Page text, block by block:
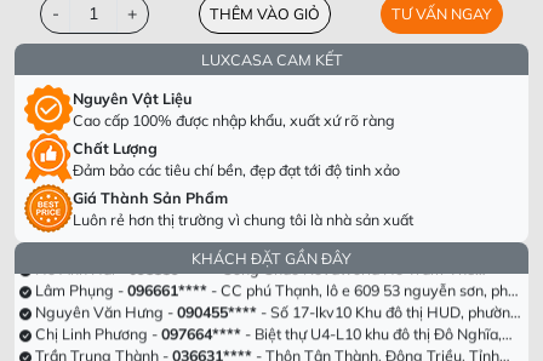
- + THÊM VÀO GIỎ TƯ VẤN NGAY
LUXCASA CAM KẾT
Nguyên Vật Liệu
Cao cấp 100% được nhập khẩu, xuất xứ rõ ràng
Chất Lượng
Đảm bảo các tiêu chí bền, đẹp đạt tới độ tinh xảo
Giá Thành Sản Phẩm
Luôn rẻ hơn thị trường vì chung tôi là nhà sản xuất
KHÁCH ĐẶT GẦN ĐÂY
Dương Văn Thắng -098305****- Tầng 40 Tòa HPC Lanmark Văn Khê,
Hà Đông, Hà Nội
Chị Hà Trương - 090955****
Tân, Hòa Thành, Tây Ninh
Lê Thị Hồng -082693****- Khu cc empire . Tháp linden .phường Thủ
Thiêm . Thành phố Thủ Đức. Tp Hồ chí minh
Hồ Anh Hải -098339****- Cổng Chào Novaworld Hồ Tràm-The
Tropicana, Ấp Bình hải, Xã Bình Châu, Huyện Xuyên Mộc, Tỉnh Bà Rịa
Vũng Tàu
096661**** - CC phú Thạnh, lô e 609 53 nguyễn sơn, phú
thạnh , tân phú, hcm
Nguyên Văn Hưng -090455****- Số 17-lkv10 Khu đô thị HUD, phường
Trung Hưng, tx Sơn Tây, tp Hà Nội
Chị Linh Phương -097664****- Biệt thự U4-L10 khu đô thị Đô Nghĩa,
Hà Đông
Trần Trung Thành -036631**** - Thôn Tân Thành. Đông Triều. Tỉnh
Quảng Ninh
Anh Hoài nam -090373****- 356/10/12 Tỉnh lộ 10. Bình trị đông. Bình